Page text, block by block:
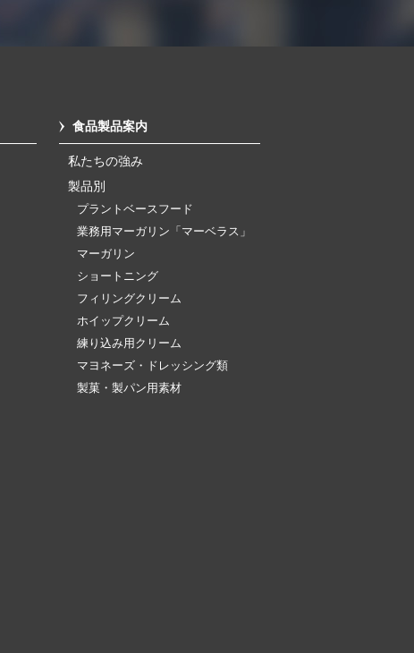
食品製品案内
私たちの強み
製品別
プラントベースフード
業務用マーガリン「マーベラス」
マーガリン
ショートニング
フィリングクリーム
ホイップクリーム
練り込み用クリーム
マヨネーズ・ドレッシング類
製菓・製パン用素材